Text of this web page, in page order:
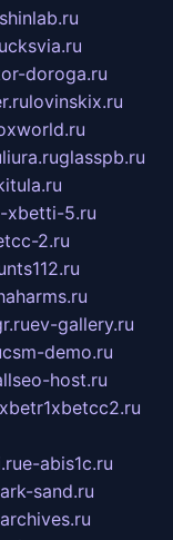
doroga.ru
lovinskix.ru
liura.ruglasspb.ru
xbetti-5.ru
2.ru
ev-gallery.ru
csm-demo.ru
host.ru
e-abis1c.ru
sand.ru